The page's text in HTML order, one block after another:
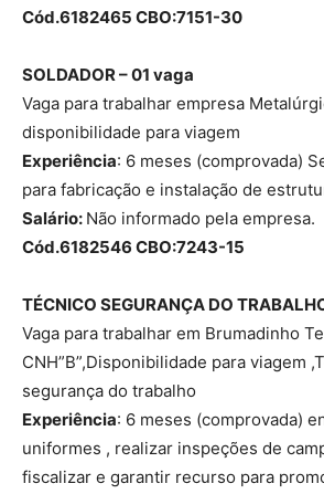
Cód.6182465 CBO:7151-30
SOLDADOR – 01 vaga
Vaga para trabalhar empresa
disponibilidade para viagem
Experiência: 6 meses (comprovada)
para fabricação e instalação de
Salário: Não informado pela empresa.
Cód.6182546 CBO:7243-15
TÉCNICO SEGURANÇA DO
Vaga para trabalhar em Brumadinho
CNH”B”,Disponibilidade para viagem
segurança do trabalho
Experiência: 6 meses (comprovada)
uniformes , realizar inspeções de
fiscalizar e garantir recurso para